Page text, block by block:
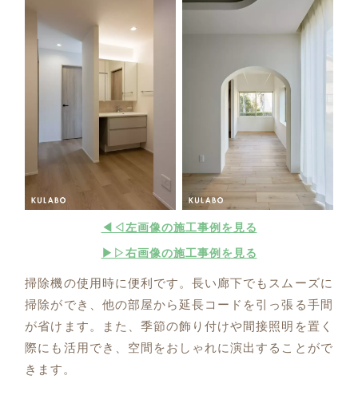
◀◁左画像の施工事例を見る
▶▷右画像の施工事例を見る
掃除機の使用時に便利です。長い廊下でもスムーズに
掃除ができ、他の部屋から延長コードを引っ張る手間
が省けます。また、季節の飾り付けや間接照明を置く
際にも活用でき、空間をおしゃれに演出することがで
きます。